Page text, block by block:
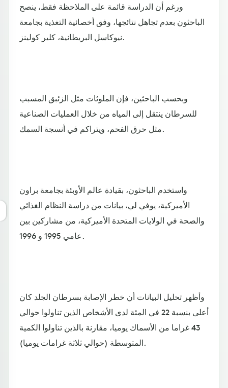
ورغم أن الدراسة قائمة على الملاحظة فقط، ينصح
الباحثون بعدم تجاهل نتائجها، وفق أخصائية التغذية بجامعة
نيوكاسل البريطانية، كلير كولينز.
وبحسب الباحثين، فإن الملوثات مثل الزئبق المسبب
للسرطان ينتقل إلى المياه من خلال العمليات الصناعية
مثل حرق الفحم، ويتراكم في أنسجة السمك.
واستخدم الباحثون، بقيادة عالم الأوبئة بجامعة براون
الأميركية، يوفي لي، بيانات من دراسة النظام الغذائي
والصحة في الولايات المتحدة الأميركية، من مشاركين بين
عامي 1995 و 1996.
وأظهر تحليل البيانات أن خطر الإصابة بسرطان الجلد كان
أعلى بنسبة 22 في المئة لدى الأشخاص الذين تناولوا حوالي
43 غراما من الأسماك يوميا، مقارنة بالذين تناولوا الكمية
المتوسطة (حوالي ثلاثة غرامات يوميا).